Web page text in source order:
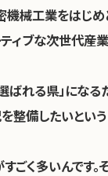
機械工業をはじめ
ィブな次世代産業
ばれる県」になる
整備したいという
ごく多いんです。